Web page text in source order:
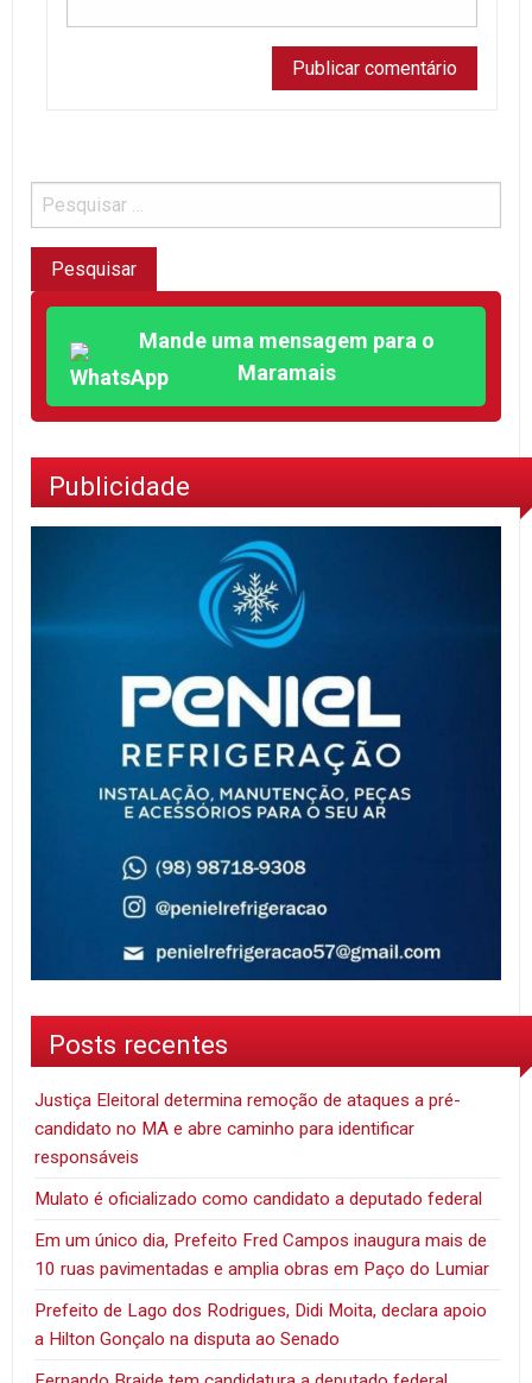
Mande uma mensagem para o
Maramais
Publicidade
Posts recentes
Justiça Eleitoral determina remoção de ataques a pré-
candidato no MA e abre caminho para identificar
responsáveis
Mulato é oficializado como candidato a deputado federal
Em um único dia, Prefeito Fred Campos inaugura mais de
10 ruas pavimentadas e amplia obras em Paço do Lumiar
Prefeito de Lago dos Rodrigues, Didi Moita, declara apoio
a Hilton Gonçalo na disputa ao Senado